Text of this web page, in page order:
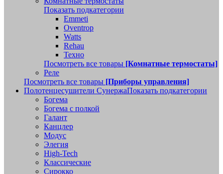
Показать подкатегории
Emmeti
Oventrop
Watts
Rehau
Техно
Посмотреть все товары [Комнатные термостаты]
Реле
Посмотреть все товары [Приборы управления]
Полотенцесушители СунержаПоказать подкатегории
Богема
Богема с полкой
Галант
Канцлер
Модус
Элегия
High-Tech
Классические
Сирокко